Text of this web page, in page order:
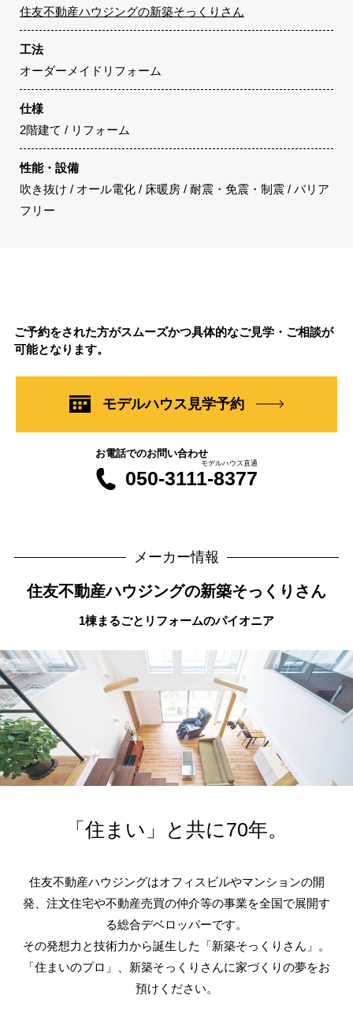
住友不動産ハウジングの新築そっくりさん
工法
オーダーメイドリフォーム
仕様
2階建て / リフォーム
性能・設備
吹き抜け / オール電化 / 床暖房 / 耐震・免震・制震 / バリア
フリー
ご予約をされた方がスムーズかつ具体的なご見学・ご相談が
可能となります。
モデルハウス見学予約
お電話でのお問い合わせ
050-3111-8377
モデルハウス直通
メーカー情報
住友不動産ハウジングの新築そっくりさん
1棟まるごとリフォームのパイオニア
「住まい」と共に70年。
住友不動産ハウジングはオフィスビルやマンションの開
発、注文住宅や不動産売買の仲介等の事業を全国で展開す
る総合デベロッパーです。
その発想力と技術力から誕生した「新築そっくりさん」。
「住まいのプロ」、新築そっくりさんに家づくりの夢をお
預けください。